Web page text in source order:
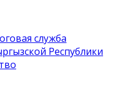
служба
Республики